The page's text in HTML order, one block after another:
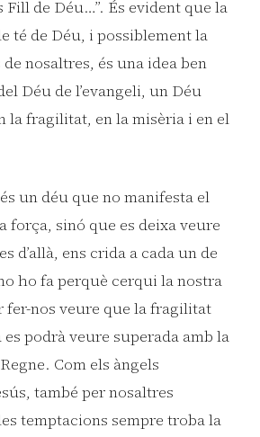
Fill de Déu…”. És evident que la
té de Déu, i possiblement la
nosaltres, és una idea ben
Déu de l’evangeli, un Déu
la fragilitat, en la misèria i en el
un déu que no manifesta el
força, sinó que es deixa veure
d’allà, ens crida a cada un de
ho fa perquè cerqui la nostra
fer-nos veure que la fragilitat
podrà veure superada amb la
Com els àngels
també per nosaltres
temptacions sempre troba la